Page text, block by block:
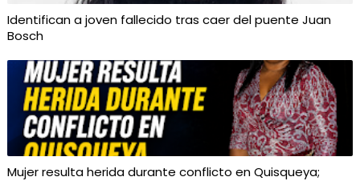
Identifican a joven fallecido tras caer del puente Juan
Bosch
Mujer resulta herida durante conflicto en Quisqueya;